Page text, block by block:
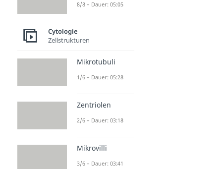
8/8 – Dauer: 05:05
Cytologie
Zellstrukturen
Mikrotubuli
1/6 – Dauer: 05:28
Zentriolen
2/6 – Dauer: 03:18
Mikrovilli
3/6 – Dauer: 03:41